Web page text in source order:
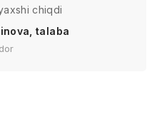
chiqdi
talaba